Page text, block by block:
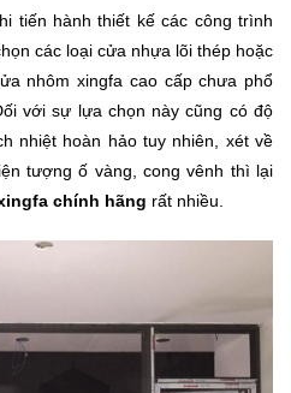
tiến hành thiết kế các công trình
các loại cửa nhựa lõi thép hoặc
nhôm xingfa cao cấp chưa phổ
với sự lựa chọn này cũng có độ
nhiệt hoàn hảo tuy nhiên, xét về
tượng ố vàng, cong vênh thì lại
chính hãng rất nhiều.